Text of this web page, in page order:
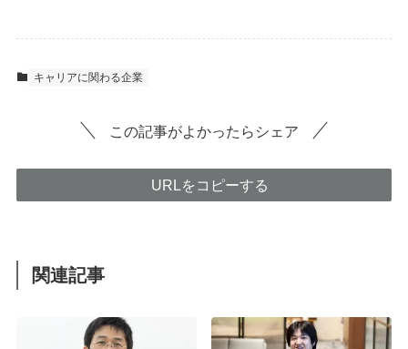
キャリアに関わる企業
この記事がよかったらシェア
URLをコピーする
関連記事